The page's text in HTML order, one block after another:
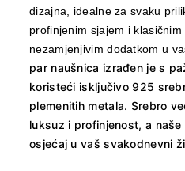
dizajna, idealne za svaku
profinjenim sjajem i
nezamjenjivim dodatkom u
par naušnica izrađen je s
koristeći isključivo 925
plemenitih metala. Srebro
luksuz i profinjenost, a
osjećaj u vaš svakodnevni